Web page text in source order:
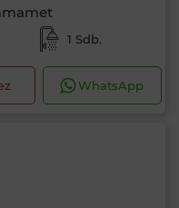
1 Sdb.
WhatsApp